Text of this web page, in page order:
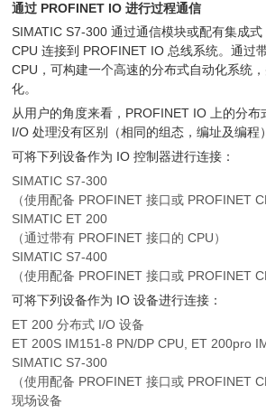
通过 PROFINET IO 进行过程通信
SIMATIC S7-300 通过通信模块或配有集成
CPU 连接到 PROFINET IO 总线系统。通过
CPU，可构建一个高速的分布式自动化系统
化。
从用户的角度来看，PROFINET IO 上的分
I/O 处理没有区别（相同的组态，编址及编程
可将下列设备作为 IO 控制器进行连接：
SIMATIC S7-300
（使用配备 PROFINET 接口或 PROFINET
SIMATIC ET 200
（通过带有 PROFINET 接口的 CPU）
SIMATIC S7-400
（使用配备 PROFINET 接口或 PROFINET
可将下列设备作为 IO 设备进行连接：
ET 200 分布式 I/O 设备
ET 200S IM151-8 PN/DP CPU, ET 200pro
SIMATIC S7-300
（使用配备 PROFINET 接口或 PROFINET
现场设备